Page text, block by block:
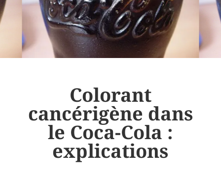
Colorant
cancérigène dans
le Coca-Cola :
explications